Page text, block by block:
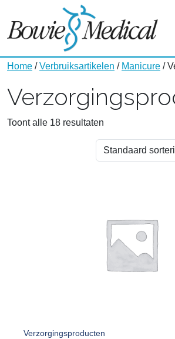
Home /Verbruiksartikelen / Manicure /
Toont alle 18 resultaten
Verzorgingsproducten